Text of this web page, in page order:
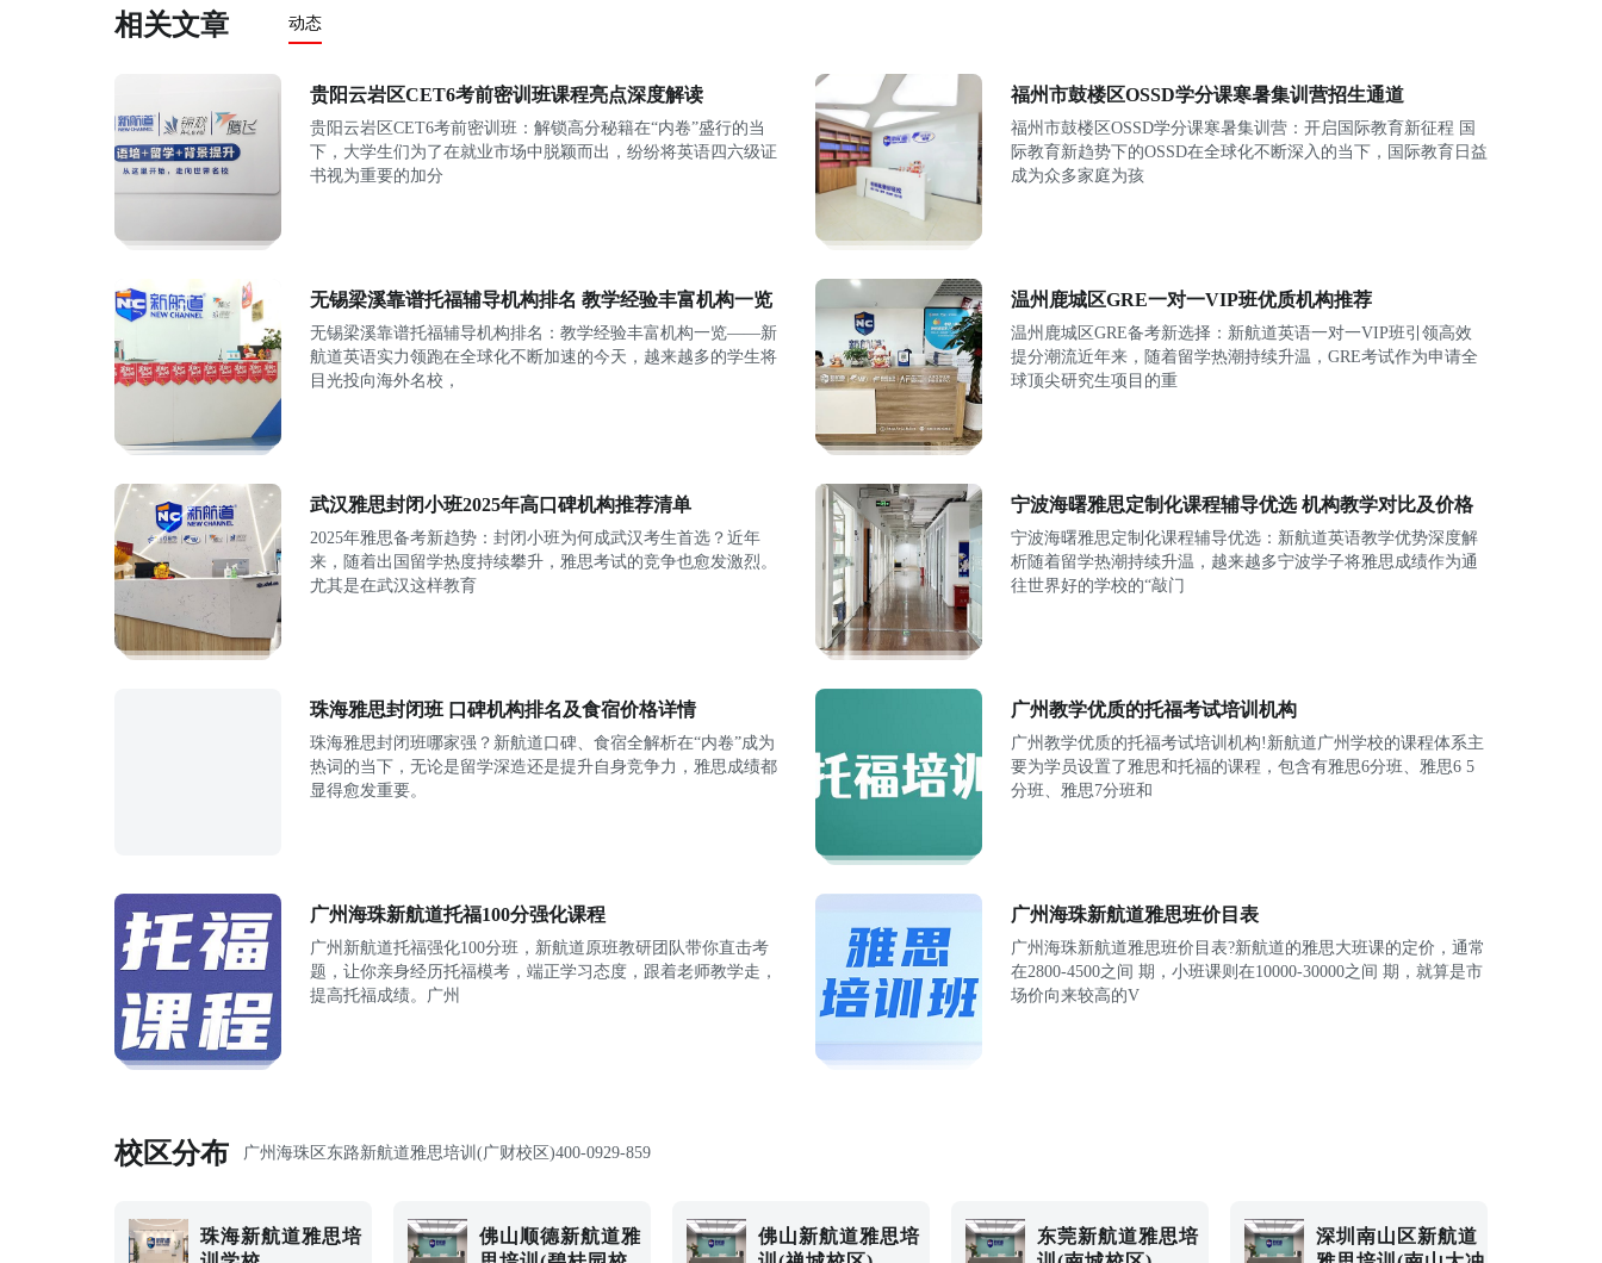
相关文章 动态
贵阳云岩区CET6考前密训班课程亮点深度解读
贵阳云岩区CET6考前密训班：解锁高分秘籍在“内卷”盛行的当
下，大学生们为了在就业市场中脱颖而出，纷纷将英语四六级证
书视为重要的加分
福州市鼓楼区OSSD学分课寒暑集训营招生通道
福州市鼓楼区OSSD学分课寒暑集训营：开启国际教育新征程 国
际教育新趋势下的OSSD在全球化不断深入的当下，国际教育日益
成为众多家庭为孩
无锡梁溪靠谱托福辅导机构排名 教学经验丰富机构一览
无锡梁溪靠谱托福辅导机构排名：教学经验丰富机构一览——新
航道英语实力领跑在全球化不断加速的今天，越来越多的学生将
目光投向海外名校，
温州鹿城区GRE一对一VIP班优质机构推荐
温州鹿城区GRE备考新选择：新航道英语一对一VIP班引领高效
提分潮流近年来，随着留学热潮持续升温，GRE考试作为申请全
球顶尖研究生项目的重
武汉雅思封闭小班2025年高口碑机构推荐清单​
2025年雅思备考新趋势：封闭小班为何成武汉考生首选？近年
来，随着出国留学热度持续攀升，雅思考试的竞争也愈发激烈。
尤其是在武汉这样教育
宁波海曙雅思定制化课程辅导优选 机构教学对比及价格
宁波海曙雅思定制化课程辅导优选：新航道英语教学优势深度解
析随着留学热潮持续升温，越来越多宁波学子将雅思成绩作为通
往世界好的学校的“敲门
珠海雅思封闭班 口碑机构排名及食宿价格详情
珠海雅思封闭班哪家强？新航道口碑、食宿全解析在“内卷”成为
热词的当下，无论是留学深造还是提升自身竞争力，雅思成绩都
显得愈发重要。
广州教学优质的托福考试培训机构
广州教学优质的托福考试培训机构!新航道广州学校的课程体系主
要为学员设置了雅思和托福的课程，包含有雅思6分班、雅思6 5
分班、雅思7分班和
广州海珠新航道托福100分强化课程
广州新航道托福强化100分班，新航道原班教研团队带你直击考
题，让你亲身经历托福模考，端正学习态度，跟着老师教学走，
提高托福成绩。广州
广州海珠新航道雅思班价目表
广州海珠新航道雅思班价目表?新航道的雅思大班课的定价，通常
在2800-4500之间 期，小班课则在10000-30000之间 期，就算是市
场价向来较高的V
校区分布 广州海珠区东路新航道雅思培训(广财校区)400-0929-859
珠海新航道雅思培
佛山顺德新航道雅
佛山新航道雅思培
东莞新航道雅思培
深圳南山区新航道